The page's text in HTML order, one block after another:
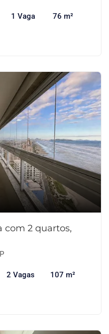
1 Vaga 76 m²
com 2 quartos,
2 Vagas 107 m²